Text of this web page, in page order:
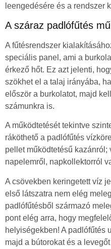
leengedésére és a rendszer
A száraz padlófűtés
A fűtésrendszer
speciális panel, ami a
érkező hőt. Ez azt jelenti,
szökhet el a talaj irányába,
először a burkolatot, majd
számunkra is.
A működtetését tekintve
ráköthető a padlófűtés
pellet működtetésű kazánról;
napelemről, napkollektorról
A csövekben keringetett víz
első látszatra nem elég
padlófűtésből származó
pont elég arra, hogy
helyiségekben! A padlófűtés
majd a bútorokat és a